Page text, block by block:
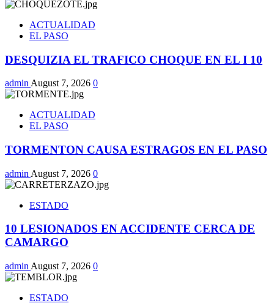
ACTUALIDAD
EL PASO
DESQUIZIA EL TRAFICO CHOQUE EN EL I 10
admin August 7, 2026 0
ACTUALIDAD
EL PASO
TORMENTON CAUSA ESTRAGOS EN EL PASO
admin August 7, 2026 0
ESTADO
10 LESIONADOS EN ACCIDENTE CERCA DE
CAMARGO
admin August 7, 2026 0
ESTADO